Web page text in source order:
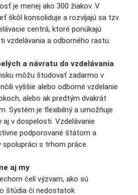
je menej ako 300 žiakov. V
škôl konsoliduje a rozvíjajú sa tzv.
centrá, ktoré ponúkajú
vzdelávania a odborného rastu.
a návratu do vzdelávania
môžu študovať zadarmo v
vyššie alebo odborné vzdelanie
alebo ak predtým dvakrát
Systém je flexibilný a umožňuje
aj v dospelosti. Vzdelávanie
podporované štátom a
spolupráci s trhom práce.
aj my
čelí výzvam, ako sú
štúdia či nedostatok